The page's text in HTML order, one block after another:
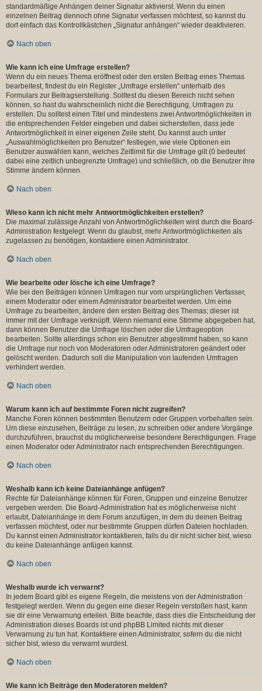
standardmäßige Anhängen deiner Signatur aktivierst. Wenn du einen
einzelnen Beitrag dennoch ohne Signatur verfassen möchtest, so kannst du
dort einfach das Kontrollkästchen „Signatur anhängen“ wieder deaktivieren.
Nach oben
Wie kann ich eine Umfrage erstellen?
Wenn du ein neues Thema eröffnest oder den ersten Beitrag eines Themas
bearbeitest, findest du ein Register „Umfrage erstellen“ unterhalb des
Formulars zur Beitragserstellung. Solltest du diesen Bereich nicht sehen
können, so hast du wahrscheinlich nicht die Berechtigung, Umfragen zu
erstellen. Du solltest einen Titel und mindestens zwei Antwortmöglichkeiten in
die entsprechenden Felder eingeben und dabei sicherstellen, dass jede
Antwortmöglichkeit in einer eigenen Zeile steht. Du kannst auch unter
„Auswahlmöglichkeiten pro Benutzer“ festlegen, wie viele Optionen ein
Benutzer auswählen kann, welches Zeitlimit für die Umfrage gilt (0 bedeutet
dabei eine zeitlich unbegrenzte Umfrage) und schließlich, ob die Benutzer ihre
Stimme ändern können.
Nach oben
Wieso kann ich nicht mehr Antwortmöglichkeiten erstellen?
Die maximal zulässige Anzahl von Antwortmöglichkeiten wird durch die Board-
Administration festgelegt. Wenn du glaubst, mehr Antwortmöglichkeiten als
zugelassen zu benötigen, kontaktiere einen Administrator.
Nach oben
Wie bearbeite oder lösche ich eine Umfrage?
Wie bei den Beiträgen können Umfragen nur vom ursprünglichen Verfasser,
einem Moderator oder einem Administrator bearbeitet werden. Um eine
Umfrage zu bearbeiten, ändere den ersten Beitrag des Themas; dieser ist
immer mit der Umfrage verknüpft. Wenn niemand eine Stimme abgegeben hat,
dann können Benutzer die Umfrage löschen oder die Umfrageoption
bearbeiten. Sollte allerdings schon ein Benutzer abgestimmt haben, so kann
die Umfrage nur noch von Moderatoren oder Administratoren geändert oder
gelöscht werden. Dadurch soll die Manipulation von laufenden Umfragen
verhindert werden.
Nach oben
Warum kann ich auf bestimmte Foren nicht zugreifen?
Manche Foren können bestimmten Benutzern oder Gruppen vorbehalten sein.
Um diese einzusehen, Beiträge zu lesen, zu schreiben oder andere Vorgänge
durchzuführen, brauchst du möglicherweise besondere Berechtigungen. Frage
einen Moderator oder Administrator nach entsprechenden Berechtigungen.
Nach oben
Weshalb kann ich keine Dateianhänge anfügen?
Rechte für Dateianhänge können für Foren, Gruppen und einzelne Benutzer
vergeben werden. Die Board-Administration hat es möglicherweise nicht
erlaubt, Dateianhänge in dem Forum anzufügen, in dem du deinen Beitrag
verfassen möchtest, oder nur bestimmte Gruppen dürfen Dateien hochladen.
Du kannst einen Administrator kontaktieren, falls du dir nicht sicher bist, wieso
du keine Dateianhänge anfügen kannst.
Nach oben
Weshalb wurde ich verwarnt?
In jedem Board gibt es eigene Regeln, die meistens von der Administration
festgelegt werden. Wenn du gegen eine dieser Regeln verstoßen hast, kann
sie dir eine Verwarnung erteilen. Bitte beachte, dass dies die Entscheidung der
Administration dieses Boards ist und phpBB Limited nichts mit dieser
Verwarnung zu tun hat. Kontaktiere einen Administrator, sofern du die nicht
sicher bist, wieso du verwarnt wurdest.
Nach oben
Wie kann ich Beiträge den Moderatoren melden?